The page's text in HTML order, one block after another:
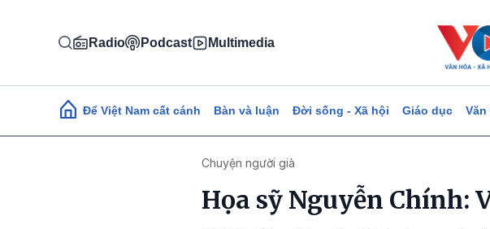
Radio Podcast Multimedia
Main navigation
Để Việt Nam cất cánh Bàn và luận Đời sống - Xã hội Giáo dục Văn
Chuyện người già
Họa sỹ Nguyễn Chính: